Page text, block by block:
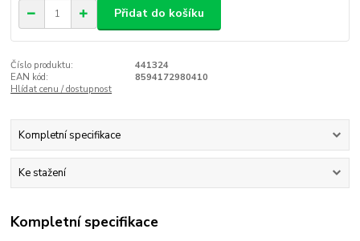
Přidat do košíku
Číslo produktu:
441324
EAN kód:
8594172980410
Hlídat cenu / dostupnost
Kompletní specifikace
Ke stažení
Kompletní specifikace